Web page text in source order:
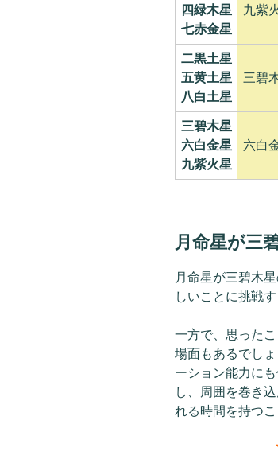
四緑木星
七赤金星
九紫
二黒土星
五黄土星
八白土星
三碧
三碧木星
六白金星
九紫火星
六白
月命星が三
月命星が三碧木星
しいことに挑戦
一方で、思った
場面もあるでし
ーション能力に
し、周囲を巻き
れる時間を持つ